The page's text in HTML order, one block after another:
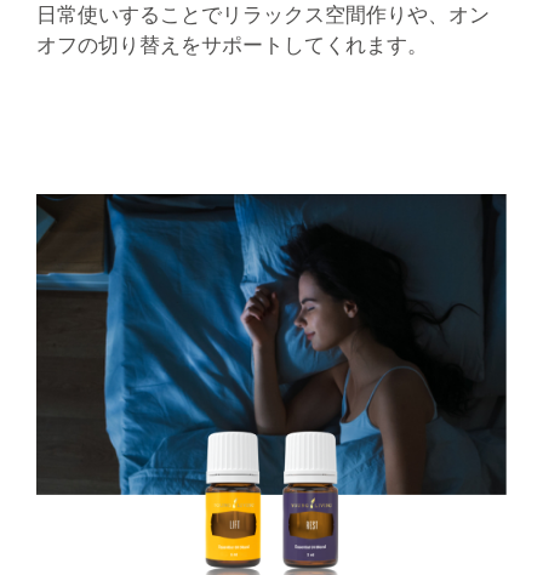
日常使いすることでリラックス空間作りや、オン
オフの切り替えをサポートしてくれます。